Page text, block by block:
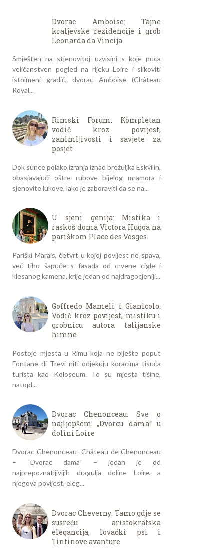
Dvorac Amboise: Tajne
kraljevske rezidencije i grob
Leonarda da Vincija
Smješten na stjenovitoj uzvisini s koje puca
veličanstven pogled na rijeku Loire i slikoviti
istoimeni gradić, dvorac Amboise (Château
Royal...
Rimski Forum: Kompletan
vodič kroz povijest,
zanimljivosti i savjete za
posjet
Dok sunce polako izranja iznad brežuljka Eskvilin,
obasjavajući oštre rubove bijelog mramora i
sjenovite lukove, lako je zaboraviti da se na...
U sjeni genija: Mistika i
raskoš doma Victora Hugoa na
pariškom Place des Vosges
Pariški Marais, četvrt u kojoj povijest ne spava,
već tiho šapuće s fasada od crvene cigle i
klesanog kamena, krije jedan od najdragocjeniji...
Goffredo Mameli i Gianicolo:
Vodič kroz povijest, mistiku i
grobnicu autora talijanske
himne
Postoje mjesta u Rimu koja ne blješte poput
Fontane di Trevi niti odjekuju koracima tisuća
turista kao Koloseum. To su mjesta tišine,
natopl...
Dvorac Chenonceau: Sve o
najljepšem „Dvorcu dama“ u
dolini Loire
Dvorac Chenonceau- Château de Chenonceau
– “Dvorac dama” – jedan je od
najprepoznatljivijih dragulja doline Loire, a
njegova povijest, eleg...
Dvorac Cheverny: Tamo gdje se
susreću aristokratska
elegancija, lovački psi i
Tintinove avanture